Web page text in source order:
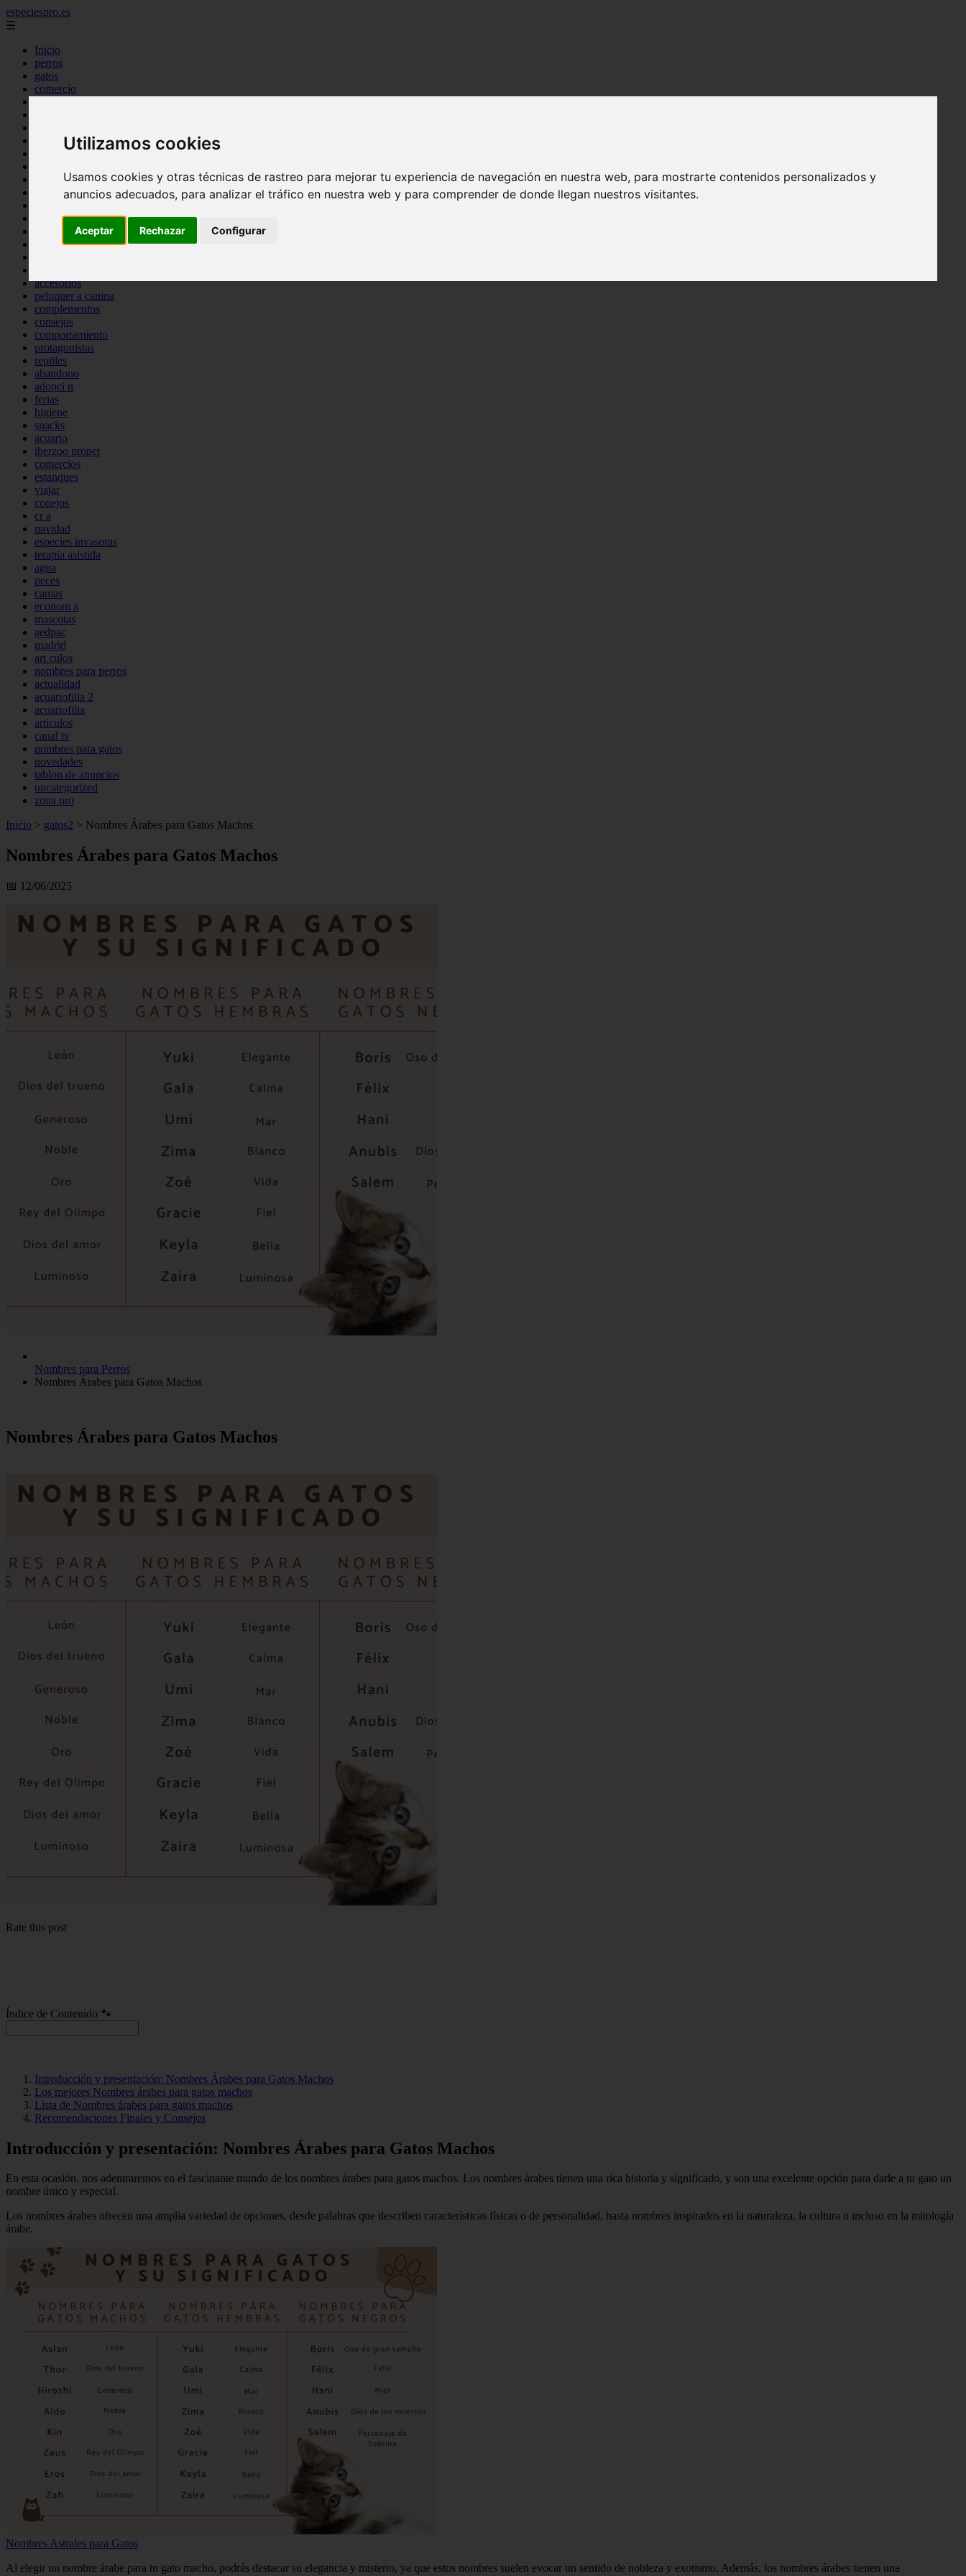
Utilizamos cookies
Usamos cookies y otras técnicas de rastreo para mejorar tu experiencia de navegación en nuestra web, para mostrarte contenidos personalizados y
anuncios adecuados, para analizar el tráfico en nuestra web y para comprender de donde llegan nuestros visitantes.
Aceptar Rechazar Configurar
especiespro.es
☰
Inicio
perros
gatos
comercio
tenencia responsable
mantenimiento
bienestar
peque os mam feros
verano
accesorios
peluquer a canina
complementos
consejos
comportamiento
protagonistas
reptiles
abandono
adopci n
ferias
higiene
snacks
acuario
iberzoo propet
comercios
estanques
viajar
conejos
cr a
navidad
especies invasoras
terapia asistida
agua
peces
camas
econom a
mascotas
aedpac
madrid
art culos
nombres para perros
actualidad
acuariofilia 2
acuariofilia
articulos
canal tv
nombres para gatos
novedades
tablon de anuncios
uncategorized
zona pro
Inicio > gatos2 > Nombres Árabes para Gatos Machos
Nombres Árabes para Gatos Machos
📅 12/06/2025
Nombres para Perros
Nombres Árabes para Gatos Machos
Nombres Árabes para Gatos Machos
Rate this post
Índice de Contenido 🐾
Introducción y presentación: Nombres Árabes para Gatos Machos
Los mejores Nombres árabes para gatos machos
Lista de Nombres árabes para gatos machos
Recomendaciones Finales y Consejos
Introducción y presentación: Nombres Árabes para Gatos Machos
En esta ocasión, nos adentraremos en el fascinante mundo de los nombres árabes para gatos machos. Los nombres árabes tienen una rica historia y significado, y son una excelente opción para darle a tu gato un
nombre único y especial.
Los nombres árabes ofrecen una amplia variedad de opciones, desde palabras que describen características físicas o de personalidad, hasta nombres inspirados en la naturaleza, la cultura o incluso en la mitología
árabe.
Nombres Astrales para Gatos
Al elegir un nombre árabe para tu gato macho, podrás destacar su elegancia y misterio, ya que estos nombres suelen evocar un sentido de nobleza y exotismo. Además, los nombres árabes tienen una